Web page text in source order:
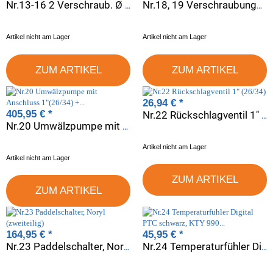
Nr.13-16 2 Verschraub. Ø 63 m. Reduzierung auf Ø 50 mm
Artikel nicht am Lager
ZUM ARTIKEL
Nr.18, 19 Verschraubungsset mit Dichtung für Anschluss 1"(26/34)
Artikel nicht am Lager
ZUM ARTIKEL
Nr.20 Umwälzpumpe mit Anschluss 1"(26/34) + Dichtung
405,95 € *
Artikel nicht am Lager
ZUM ARTIKEL
Nr.22 Rückschlagventil 1" (26/34)
26,94 € *
Artikel nicht am Lager
ZUM ARTIKEL
Nr.23 Paddelschalter, Noryl (zweiteilig)
164,95 € *
Nr.24 Temperaturfühler Digital PTC schwarz, KTY 990 Ohm=25°C
45,95 € *